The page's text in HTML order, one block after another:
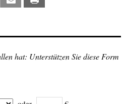
hat: Unterstützen Sie diese Form